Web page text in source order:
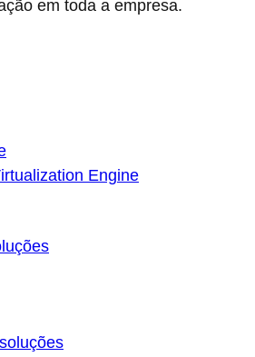
em toda a empresa.
Engine